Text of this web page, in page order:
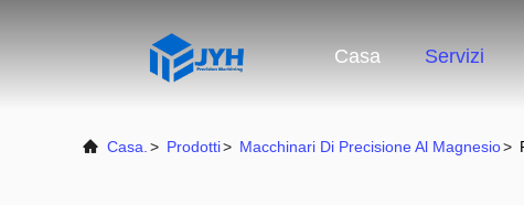
Casa Servizi
Casa. > Prodotti> Macchinari Di Precisione Al Magnesio>